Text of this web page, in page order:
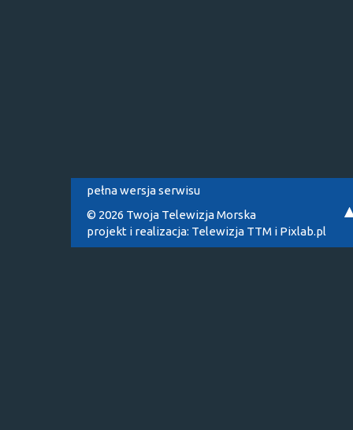
pełna wersja serwisu
© 2026 Twoja Telewizja Morska
projekt i realizacja: Telewizja TTM i Pixlab.pl